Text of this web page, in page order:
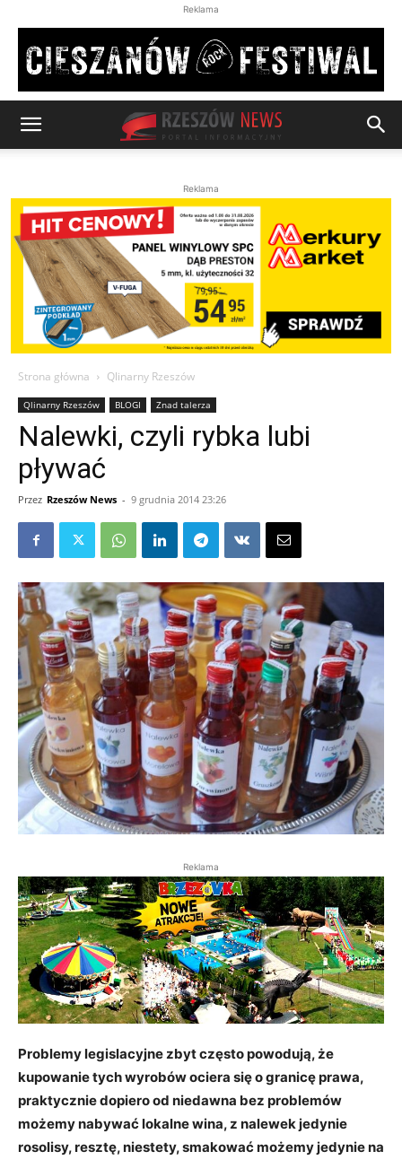
Reklama
Reklama
Strona główna Qlinarny Rzeszów
Qlinarny Rzeszów BLOGI Znad talerza
Nalewki, czyli rybka lubi
pływać
Przez Rzeszów News - 9 grudnia 2014 23:26
Reklama
Problemy legislacyjne zbyt często powodują, że
kupowanie tych wyrobów ociera się o granicę prawa,
praktycznie dopiero od niedawna bez problemów
możemy nabywać lokalne wina, z nalewek jedynie
rosolisy, resztę, niestety, smakować możemy jedynie na